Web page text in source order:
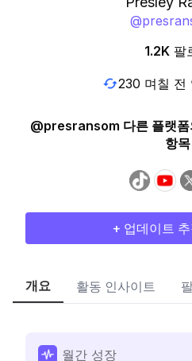
@
1.2K 팔
230 며칠 전
@presransom 다른 플랫폼
항목
+ 업데이트
개요 활동 인사이트
월간 성장